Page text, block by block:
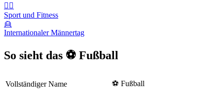
🤾‍♀️
Sport und Fitness
👱
Internationaler Männertag
So sieht das ⚽ Fußball
Vollständiger Name
⚽ Fußball